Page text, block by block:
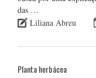
das …
Liliana Abreu
Planta herbácea